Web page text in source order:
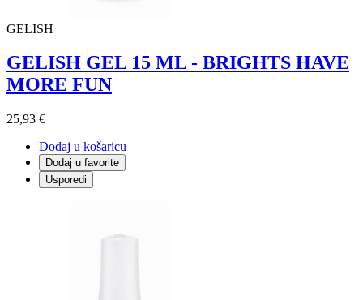
GELISH
GELISH GEL 15 ML - BRIGHTS HAVE
MORE FUN
25,93 €
Dodaj u košaricu
Dodaj u favorite
Usporedi